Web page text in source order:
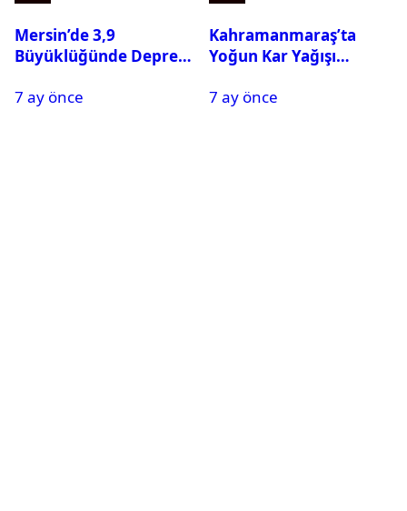
Mersin’de 3,9
Büyüklüğünde Deprem
7 ay önce
Kahramanmaraş’ta
Yoğun Kar Yağışı
Tatil
7 ay önce